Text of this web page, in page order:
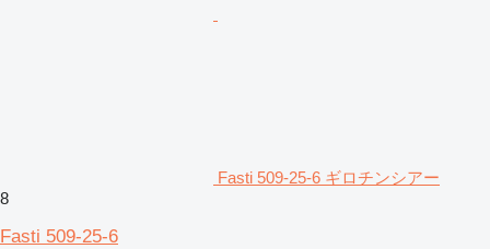
Fasti 509-25-6 ギロチンシアー
8
Fasti 509-25-6